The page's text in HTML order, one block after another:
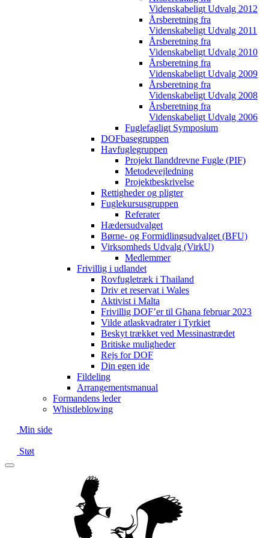
Videnskabeligt Udvalg 2012
Årsberetning fra
Videnskabeligt Udvalg 2011
Årsberetning fra
Videnskabeligt Udvalg 2010
Årsberetning fra
Videnskabeligt Udvalg 2009
Årsberetning fra
Videnskabeligt Udvalg 2008
Årsberetning fra
Videnskabeligt Udvalg 2006
Fuglefagligt Symposium
DOFbasegruppen
Havfuglegruppen
Projekt Ilanddrevne Fugle (PIF)
Metodevejledning
Projektbeskrivelse
Rettigheder og pligter
Fuglekursusgruppen
Referater
Hædersudvalget
Børne- og Formidlingsudvalget (BFU)
Virksomheds Udvalg (VirkU)
Medlemmer
Frivillig i udlandet
Rovfugletræk i Thailand
Driv et reservat i Wales
Aktivist i Malta
Frivillig DOF’er til Ghana februar 2023
Vilde atlaskvadrater i Tyrkiet
Beskyt trækket ved Messinastrædet
Britiske muligheder
Rejs for DOF
Din egen ide
Fildeling
Arrangementsmanual
Formandens leder
Whistleblowing
Min side
Støt